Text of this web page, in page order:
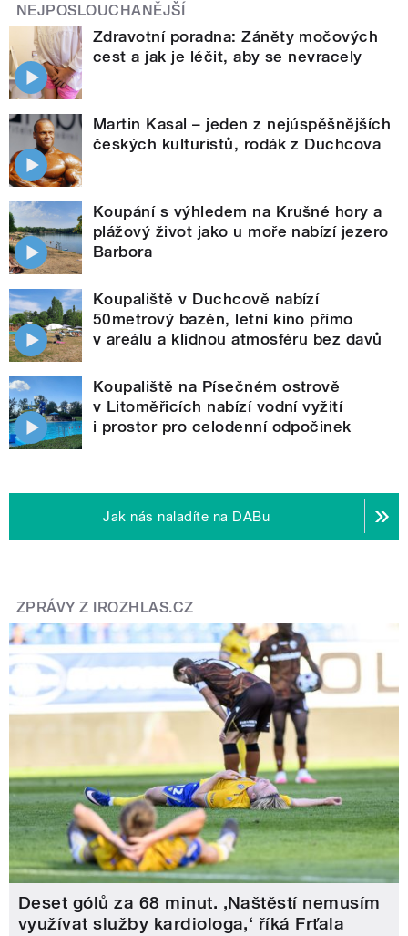
NEJPOSLOUCHANĚJŠÍ
Zdravotní poradna: Záněty močových
cest a jak je léčit, aby se nevracely
Martin Kasal – jeden z nejúspěšnějších
českých kulturistů, rodák z Duchcova
Koupání s výhledem na Krušné hory a
plážový život jako u moře nabízí jezero
Barbora
Koupaliště v Duchcově nabízí
50metrový bazén, letní kino přímo
v areálu a klidnou atmosféru bez davů
Koupaliště na Písečném ostrově
v Litoměřicích nabízí vodní vyžití
i prostor pro celodenní odpočinek
Jak nás naladíte na DABu
ZPRÁVY Z IROZHLAS.CZ
Deset gólů za 68 minut. ,Naštěstí nemusím
využívat služby kardiologa,‘ říká Frťala